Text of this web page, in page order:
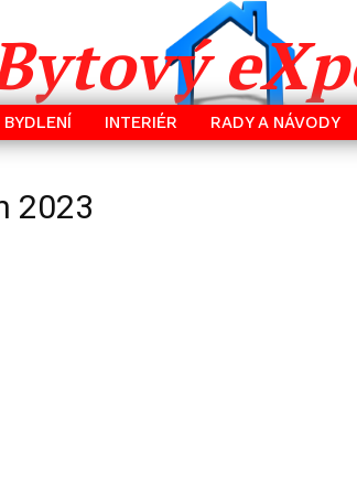
BYDLENÍ INTERIÉR RADY A NÁVODY
2023